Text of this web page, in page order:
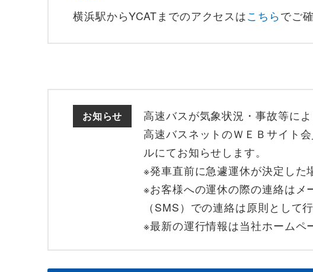
横浜駅からYCATまでのアクセスはこちらでご
お知らせ
高速バスが気象状況・事故等に
高速バスネットのＷＥＢサイト
ルにてお知らせします。
※発車直前に急遽運休が決定し
※お客様への運休の際の連絡は
（SMS）での連絡は原則として
※最新の運行情報は当社ホームペ